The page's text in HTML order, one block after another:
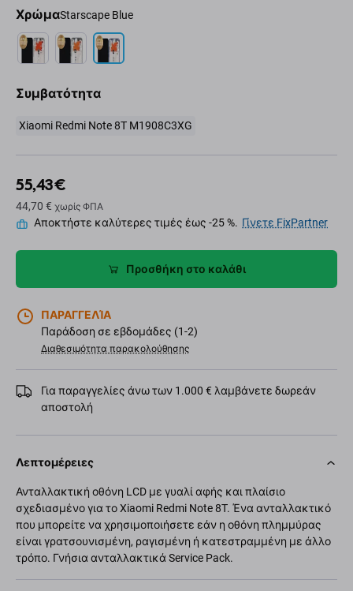
ΧρώμαStarscape Blue
Συμβατότητα
Xiaomi Redmi Note 8T M1908C3XG
55,43 €
44,70 € χωρίς ΦΠΑ
Αποκτήστε καλύτερες τιμές έως -25 %. Γίνετε FixPartner
Προσθήκη στο καλάθι
ΠΑΡΑΓΓΕΛΊΑ
Παράδοση σε εβδομάδες (1-2)
Διαθεσιμότητα παρακολούθησης
Για παραγγελίες άνω των 1.000 € λαμβάνετε δωρεάν
αποστολή
Λεπτομέρειες
Ανταλλακτική οθόνη LCD με γυαλί αφής και πλαίσιο
σχεδιασμένο για το Xiaomi Redmi Note 8T. Ένα ανταλλακτικό
που μπορείτε να χρησιμοποιήσετε εάν η οθόνη πλημμύρας
είναι γρατσουνισμένη, ραγισμένη ή κατεστραμμένη με άλλο
τρόπο. Γνήσια ανταλλακτικά Service Pack.